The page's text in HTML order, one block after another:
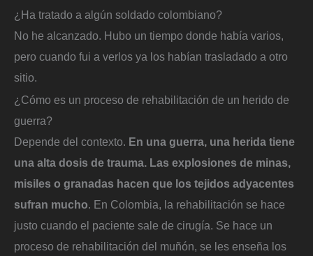
¿Ha tratado a algún soldado colombiano?
No he alcanzado. Hubo un tiempo donde había varios,
pero cuando fui a verlos ya los habían trasladado a otro
sitio.
¿Cómo es un proceso de rehabilitación de un herido de
guerra?
Depende del contexto. En una guerra, una herida tiene
una alta dosis de trauma. Las explosiones de minas,
misiles o granadas hacen que los tejidos adyacentes
sufran mucho. En Colombia, la rehabilitación se hace
justo cuando el paciente sale de cirugía. Se hace un
proceso de rehabilitación del muñón, se les enseña los